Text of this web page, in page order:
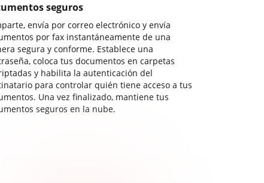
seguros
envía por correo electrónico y envía
por fax instantáneamente de una
segura y conforme. Establece una
coloca tus documentos en carpetas
y habilita la autenticación del
para controlar quién tiene acceso a tus
Una vez finalizado, mantiene tus
seguros en la nube.